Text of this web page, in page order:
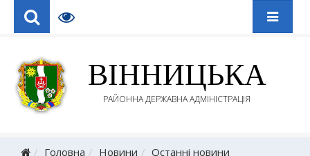
ВІННИЦЬКА
РАЙОННА ДЕРЖАВНА АДМІНІСТРАЦІЯ
Головна Новини Останні новини